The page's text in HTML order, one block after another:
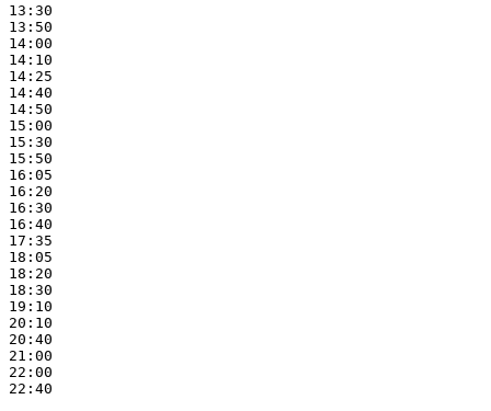
13:30
13:50
14:00
14:10
14:25
14:40
14:50
15:00
15:30
15:50
16:05
16:20
16:30
16:40
17:35
18:05
18:20
18:30
19:10
20:10
20:40
21:00
22:00